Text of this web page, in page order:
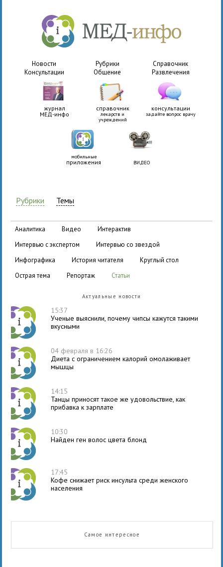
Новости Рубрики
Справочник
Консультации
Общение Развлечения
журнал
МЕД-инфо
справочник
лекарств и
учреждений
консультации
задайте вопрос врачу
мобильные
приложения ВИДЕО
Рубрики Темы
аналитика видео
интерактив
интервью с экспертом
интервью со звездой
инфографика
история читателя
круглый стол
острая тема
репортаж статьи
Актуальные новости
15:37
Ученые выяснили, почему чипсы кажутся такими
вкусными
04 февраля в 16:26
Диета с ограничением калорий омолаживает
мышцы
14:15
Танцы приносят такое же удовольствие, как
прибавка к зарплате
10:30
Найден ген волос цвета блонд
17:45
Кофе снижает риск инсульта среди женского
населения
Самое интересное